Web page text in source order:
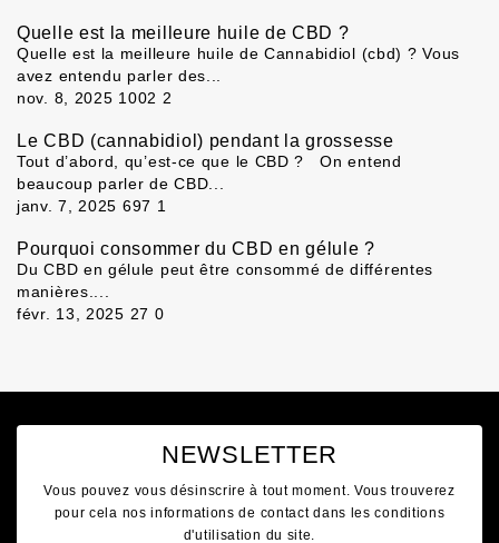
Quelle est la meilleure huile de CBD ?
Quelle est la meilleure huile de Cannabidiol (cbd) ? Vous
avez entendu parler des...
nov. 8, 2025 1002 2
Le CBD (cannabidiol) pendant la grossesse
Tout d’abord, qu’est-ce que le CBD ? On entend
beaucoup parler de CBD...
janv. 7, 2025 697 1
Pourquoi consommer du CBD en gélule ?
Du CBD en gélule peut être consommé de différentes
manières....
févr. 13, 2025 27 0
NEWSLETTER
Vous pouvez vous désinscrire à tout moment. Vous trouverez
pour cela nos informations de contact dans les conditions
d'utilisation du site.